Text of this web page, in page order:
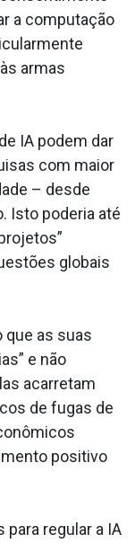
a computação
armas
IA podem dar
com maior
– desde
Isto poderia até
globais
que as suas
e não
acarretam
de fugas de
positivo
regular a IA